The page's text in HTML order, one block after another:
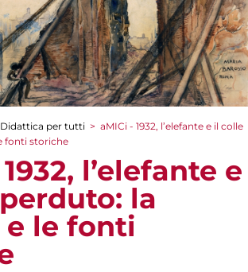
Didattica per tutti > aMICi - 1932, l’elefante e il colle
fonti storiche
l’elefante e
la
le fonti